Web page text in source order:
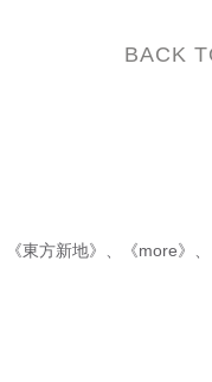
BACK
《東方新地》 《more》